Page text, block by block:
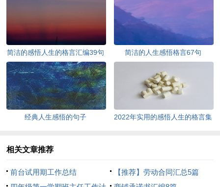
简洁的感悟人生的格言汇编39句 简洁的人生感悟格言67句
经典人生感悟的句子
2022年实用的感悟人生的格言集
相关文章推荐
前台试用期工作总结
【推荐】劳动合同汇总5篇